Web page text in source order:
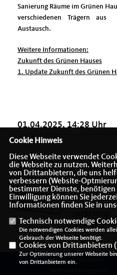
Sanierung Räume im Grünen
verschiedenen Trägern
Austausch.
Weitere Informationen:
Zukunft des Grünen Hauses
1. Update Zukunft des Grünen
01.04.2025, 14:28 Uhr
KONTAKT
@2026 Alexander J. Herrmann -
Cookie Hinweis
Diese Webseite verwendet
die Webseite zu nutzen.
von Drittanbietern, die uns
verbessern (Website-
bestimmter Dienste,
Einwilligung können Sie
Informationen finden Sie in
Technisch notwendige
Die notwendigen Cookies werden
Gebrauch der Webseite benötigt.
Cookies von Drittanbietern (
Zur Optimierung unserer Webseite
von Drittanbietern ein.